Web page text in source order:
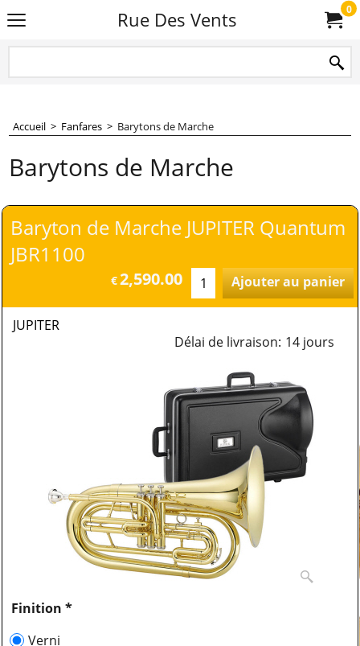
Rue Des Vents 0
Accueil > Fanfares > Barytons de Marche
Barytons de Marche
Baryton de Marche JUPITER Quantum
JBR1100
€2,590.00 Ajouter au panier
JUPITER
Délai de livraison: 14 jours
Finition*
Verni